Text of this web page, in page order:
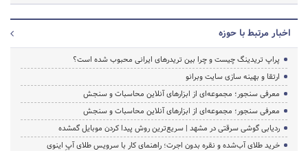
اخبار مرتبط با حوزه
پراپ تریدینگ چیست و چرا بین تریدرهای ایرانی محبوب شده است؟
ارتقا و بهینه سازی سایت وبرانو
معرفی سنجور؛ مجموعه‌ای از ابزارهای آنلاین محاسبات و سنجش
معرفی سنجور؛ مجموعه‌ای از ابزارهای آنلاین محاسبات و سنجش
ردیابی گوشی سرقتی در مشهد | سریع‌ترین روش پیدا کردن موبایل گمشده
خرید طلای آب‌شده و نقره بدون اجرت؛ راهنمای کار با سرویس طلای آپِ اینوی